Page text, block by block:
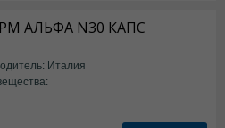
АЛЬФА N30 КАПС
Италия